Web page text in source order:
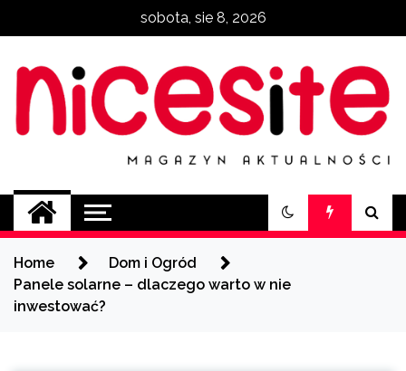
sobota, sie 8, 2026
NiceSite.com.pl
magazyn aktualności
Home
Dom i Ogród
Panele solarne – dlaczego warto w nie
inwestować?